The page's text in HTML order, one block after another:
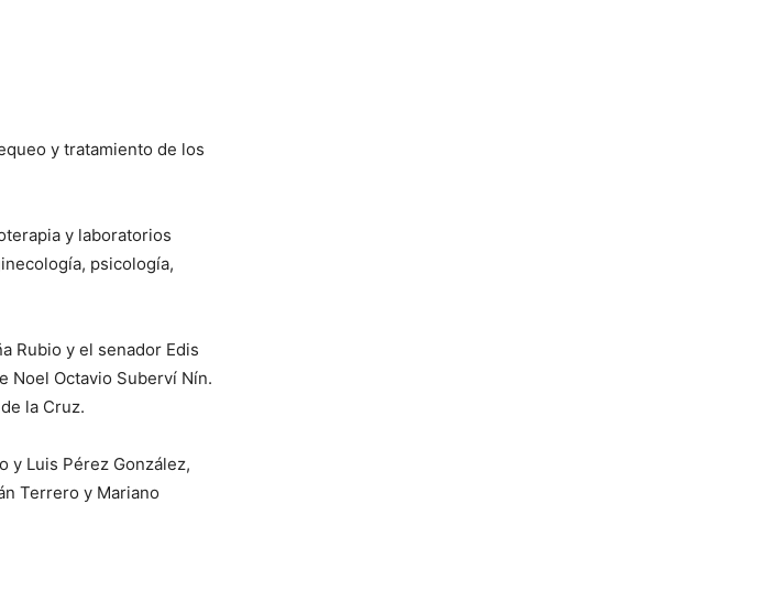
y tratamiento de los
y laboratorios
psicología,
Rubio y el senador Edis
Noel Octavio Suberví Nín.
la Cruz.
y Luis Pérez González,
Terrero y Mariano